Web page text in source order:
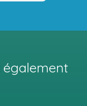
également